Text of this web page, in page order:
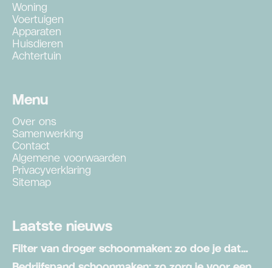
Woning
Voertuigen
Apparaten
Huisdieren
Achtertuin
Menu
Over ons
Samenwerking
Contact
Algemene voorwaarden
Privacyverklaring
Sitemap
Laatste nieuws
Filter van droger schoonmaken: zo doe je dat
stap voor stap